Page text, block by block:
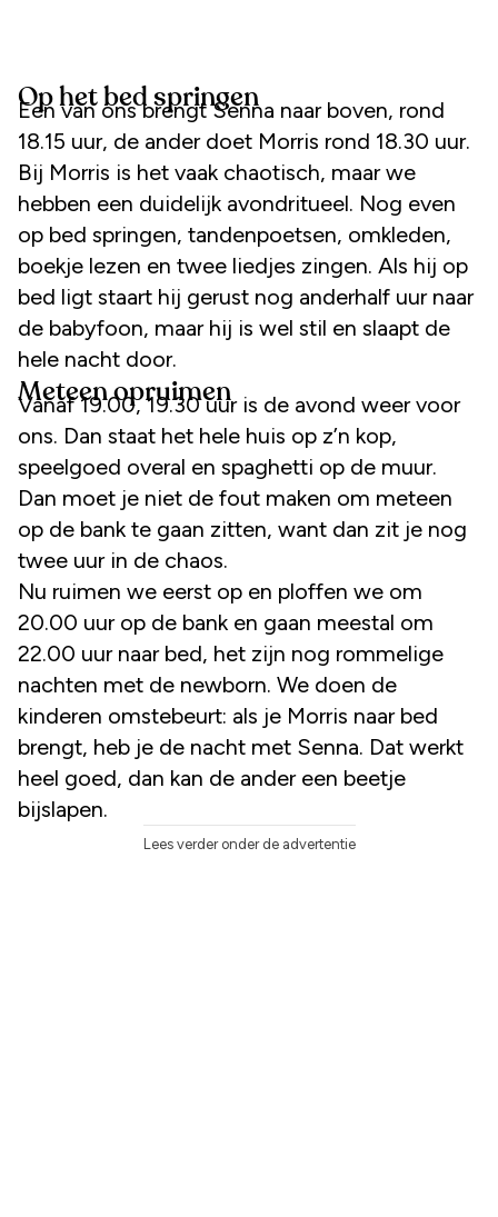
Op het bed springen
Een van ons brengt Senna naar boven, rond
18.15 uur, de ander doet Morris rond 18.30 uur.
Bij Morris is het vaak chaotisch, maar we
hebben een duidelijk avondritueel. Nog even
op bed springen, tandenpoetsen, omkleden,
boekje lezen en twee liedjes zingen. Als hij op
bed ligt staart hij gerust nog anderhalf uur naar
de babyfoon, maar hij is wel stil en slaapt de
hele nacht door.
Meteen opruimen
Vanaf 19.00, 19.30 uur is de avond weer voor
ons. Dan staat het hele huis op z’n kop,
speelgoed overal en spaghetti op de muur.
Dan moet je niet de fout maken om meteen
op de bank te gaan zitten, want dan zit je nog
twee uur in de chaos.
Nu ruimen we eerst op en ploffen we om
20.00 uur op de bank en gaan meestal om
22.00 uur naar bed, het zijn nog rommelige
nachten met de newborn. We doen de
kinderen omstebeurt: als je Morris naar bed
brengt, heb je de nacht met Senna. Dat werkt
heel goed, dan kan de ander een beetje
bijslapen.
Lees verder onder de advertentie